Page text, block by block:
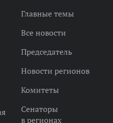
Главные темы
Все новости
Председатель
Новости регионов
Комитеты
Сенаторы
в регионах